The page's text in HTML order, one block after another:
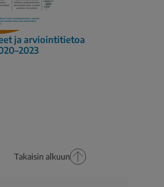
ja arviointitietoa
Takaisin alkuun